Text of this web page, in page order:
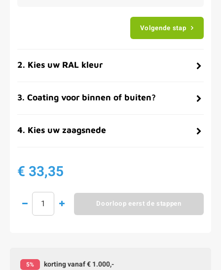
Volgende stap
2. Kies uw RAL kleur
3. Coating voor binnen of buiten?
4. Kies uw zaagsnede
€ 33,35
Doorloop eerst de stappen
5% korting vanaf € 1.000,-